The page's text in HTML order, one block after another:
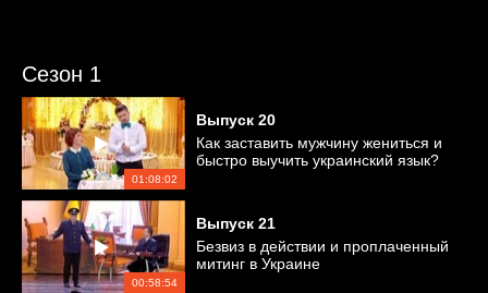
Сезон 1
01:08:02
Выпуск 20
Как заставить мужчину жениться и
быстро выучить украинский язык?
00:58:54
Выпуск 21
Безвиз в действии и проплаченный
митинг в Украине